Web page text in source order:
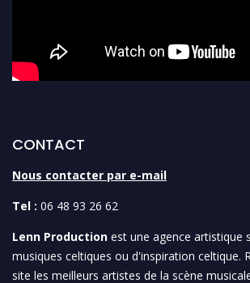
CONTACT
Nous contacter par e-mail
Tel : 06 48 93 26 62
Lenn Production est une agence artistique
musiques celtiques ou d'inspiration celtique.
site les meilleurs artistes de la scène